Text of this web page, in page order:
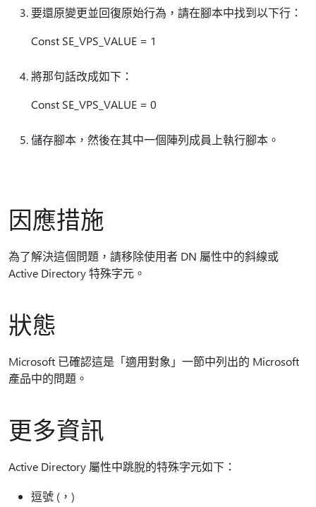
要還原變更並回復原始行為，請在腳本中找到以下行：
Const SE_VPS_VALUE = 1
將那句話改成如下：
Const SE_VPS_VALUE = 0
儲存腳本，然後在其中一個陣列成員上執行腳本。
因應措施
為了解決這個問題，請移除使用者 DN 屬性中的斜線或
Active Directory 特殊字元。
狀態
Microsoft 已確認這是「適用對象」一節中列出的 Microsoft
產品中的問題。
更多資訊
Active Directory 屬性中跳脫的特殊字元如下：
逗號 (，)